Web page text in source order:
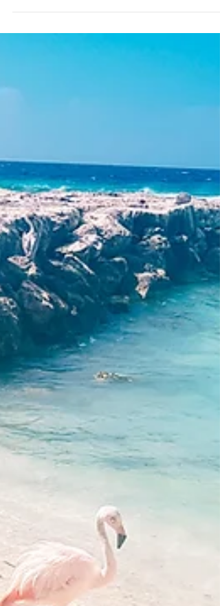
Seguro Viagem: O guia definitivo!
Bem vindo ao guia definitivo sobre seguro viagem.